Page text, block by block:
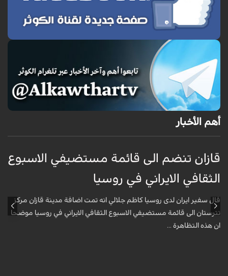
أهم الأخبار
قازان تنضم الى قائمة مستضيفي الاسبوع
الثقافي الايراني في روسيا
قال سفير ايران لدى روسيا كاظم جلالي انه تمت اضافة مدينة قازان مركز
تترستان الى قائمة مستضيفي الاسبوع الثقافي الايراني في روسيا موضحا
ان هذه التظاهرة ...